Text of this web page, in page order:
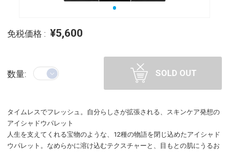
免税価格 : ¥5,600
数量: SOLD OUT
タイムレスでフレッシュ。自分らしさが拡張される、スキンケア発想の
アイシャドウパレット
人生を支えてくれる宝物のような、12種の物語を閉じ込めたアイシャド
ウパレット。なめらかに溶け込むテクスチャーと、目もとの肌にうるお